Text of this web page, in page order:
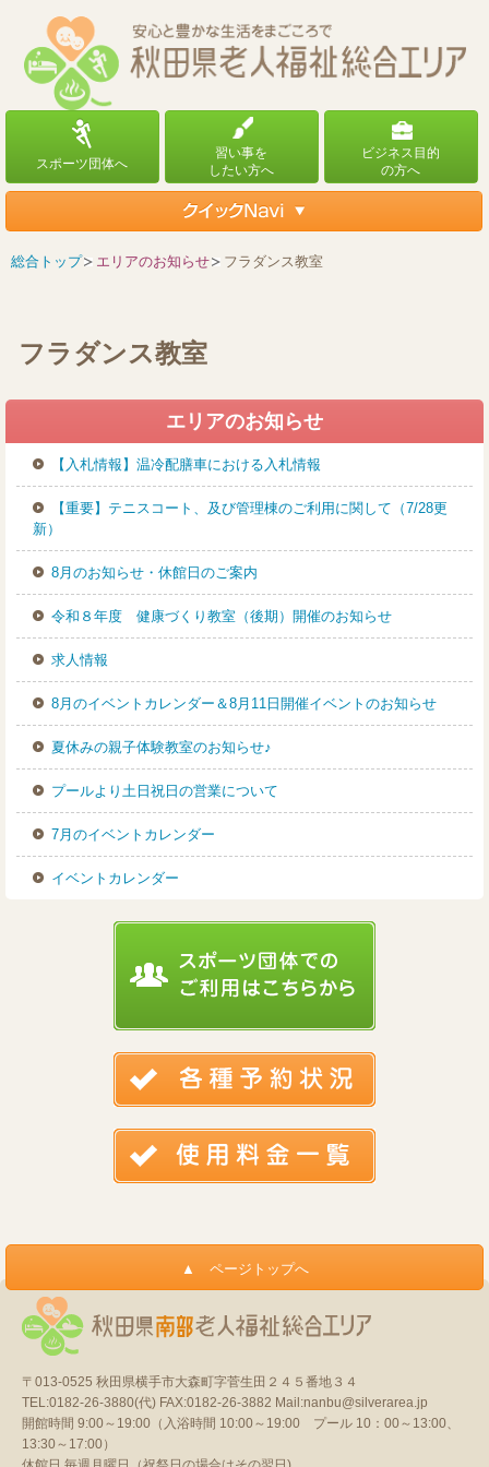
フラダンス教室
総合トップ エリアのお知らせ フラダンス教室
エリアのお知らせ
【入札情報】温冷配膳車における入札情報
【重要】テニスコート、及び管理棟のご利用に関して（7/28更
新）
8月のお知らせ・休館日のご案内
令和８年度 健康づくり教室（後期）開催のお知らせ
求人情報
8月のイベントカレンダー＆8月11日開催イベントのお知らせ
夏休みの親子体験教室のお知らせ♪
プールより土日祝日の営業について
7月のイベントカレンダー
イベントカレンダー
〒013-0525 秋田県横手市大森町字菅生田２４５番地３４
TEL:0182-26-3880(代) FAX:0182-26-3882 Mail:nanbu@silverarea.jp
開館時間 9:00～19:00（入浴時間 10:00～19:00 プール 10：00～13:00、
13:30～17:00）